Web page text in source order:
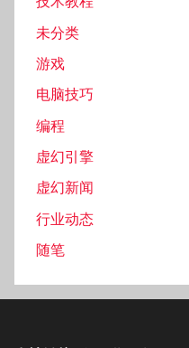
未分类
游戏
电脑技巧
编程
虚幻引擎
虚幻新闻
行业动态
随笔